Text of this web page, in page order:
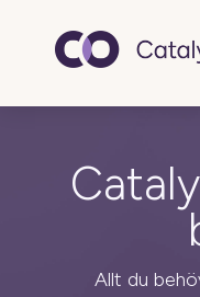
Allt du